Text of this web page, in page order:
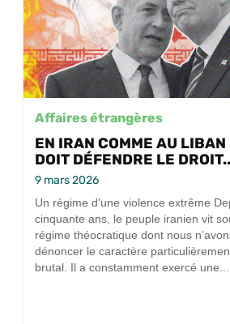
Affaires étrangères
EN IRAN COMME AU LIBAN
DOIT DÉFENDRE LE
9 mars 2026
Un régime d’une violence extrême
cinquante ans, le peuple iranien vit
régime théocratique dont nous
dénoncer le caractère
brutal. Il a constamment exercé une...